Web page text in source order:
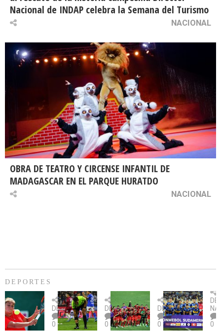
Nacional de INDAP celebra la Semana del Turismo
NACIONAL
OBRA DE TEATRO Y CIRCENSE INFANTIL DE
MADAGASCAR EN EL PARQUE HURATDO
NACIONAL
DEPORTES
Billie
Jean
King
Cup:
DEPORTES
0
U.
Católica
fue
citada
DEPORTES
0
Copa
Sudamericana:
U.
La
DEPORTES
0
un
0